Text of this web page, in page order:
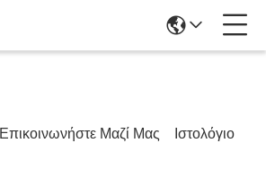
Επικοινωνήστε Μαζί Μας
Ιστολόγιο